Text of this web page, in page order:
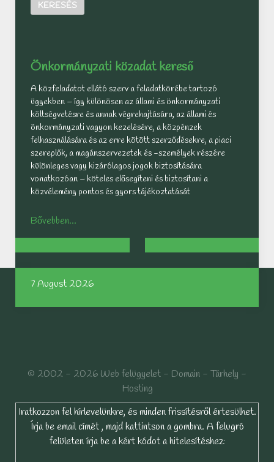
- KERESÉS
Önkormányzati közadat kereső
A közfeladatot ellátó szerv a feladatkörébe tartozó
ügyekben – így különösen az állami és önkormányzati
költségvetésre és annak végrehajtására, az állami és
önkormányzati vagyon kezelésére, a közpénzek
felhasználására és az erre kötött szerződésekre, a piaci
szereplők, a magánszervezetek és -személyek részére
különleges vagy kizárólagos jogok biztosítására
vonatkozóan – köteles elősegíteni és biztosítani a
közvélemény pontos és gyors tájékoztatását
Bővebben...
7 August 2026
© 2002 - 2026 Web felügyelet - Domain - Tárhely -
Hosting
Iratkozzon fel hírlevelünkre, és minden frissítésről értesülhet.
Írja be email címét , majd kattintson a gombra. A felugró
felületen írja be a kért kódot a hitelesítéshez: